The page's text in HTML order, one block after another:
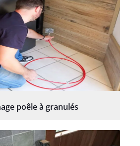
poêle à granulés